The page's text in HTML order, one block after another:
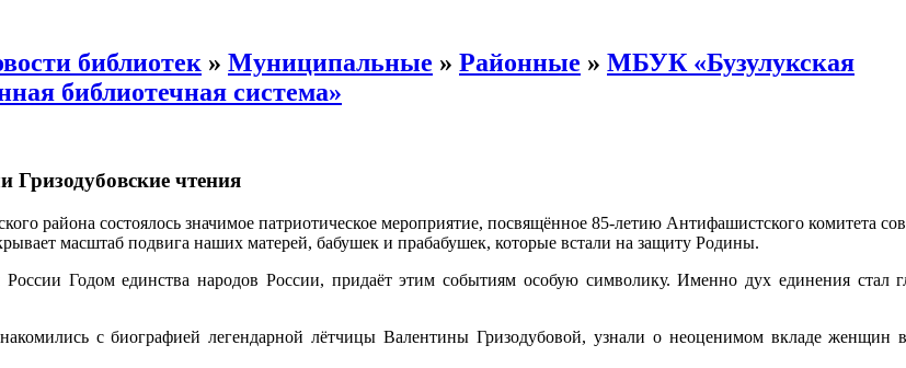
библиотек » Муниципальные » Районные » МБУК «Бузулукская
библиотечная система»
чтения
района состоялось значимое патриотическое мероприятие, посвящённое 85-летию Антифашистского комитета
масштаб подвига наших матерей, бабушек и прабабушек, которые встали на защиту Родины.
Годом единства народов России, придаёт этим событиям особую символику. Именно дух единения стал
с биографией легендарной лётчицы Валентины Гризодубовой, узнали о неоценимом вкладе женщин